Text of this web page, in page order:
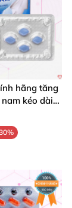
hãng tăng
kéo dài